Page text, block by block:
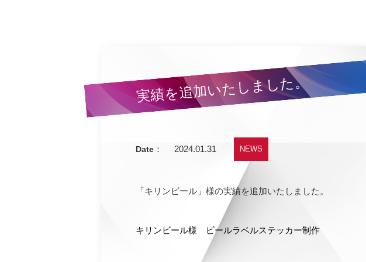
実績を追加いたしました。
Date ： 2024.01.31 NEWS
「キリンビール」様の実績を追加いたしました。
キリンビール様 ビールラベルステッカー制作